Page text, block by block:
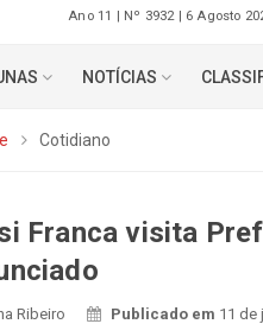
Ano 11 | Nº 3932 | 6 Agosto
NOTÍCIAS
Cotidiano
Franca visita
Ribeiro Publicado em 11 de